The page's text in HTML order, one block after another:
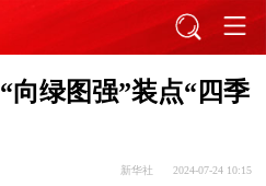
向绿图强”装点“四季
新华社 2024-07-24 10:15